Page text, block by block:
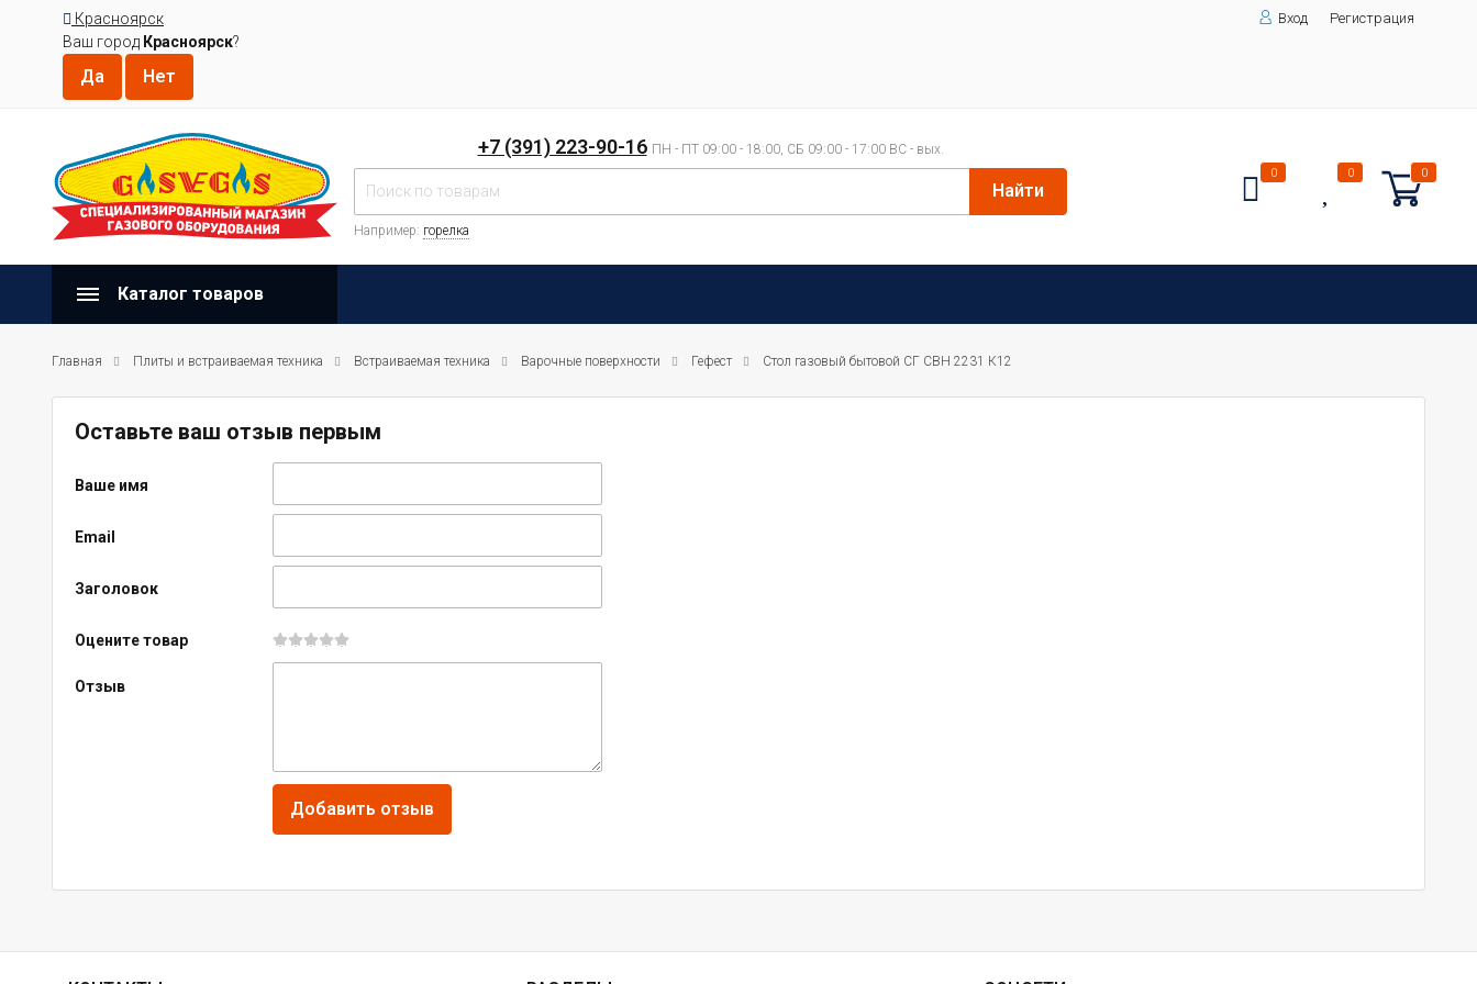
Красноярск
Ваш город Красноярск?
Вход Регистрация
+7 (391) 223-90-16 ПН - ПТ 09:00 - 18:00, СБ 09:00 - 17:00 ВС - вых.
Найти
Например: горелка
0 0 0
Каталог товаров
Главная Плиты и встраиваемая техника Встраиваемая техника Варочные поверхности Гефест Стол газовый бытовой СГ СВН 2231 К12
Оставьте ваш отзыв первым
Ваше имя
Email
Заголовок
Оцените товар
Отзыв